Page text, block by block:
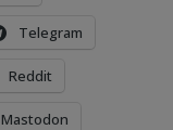
Telegram
Reddit
Mastodon